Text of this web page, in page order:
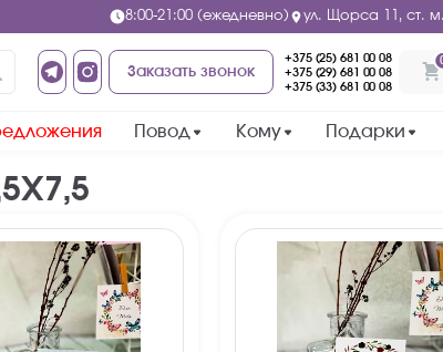
8:00-21:00 (ежедневно) ул. Щорса 11, ст.
Заказать звонок
+375 (25) 681 00 08
+375 (29) 681 00 08
+375 (33) 681 00 08
Повод Кому Подарки